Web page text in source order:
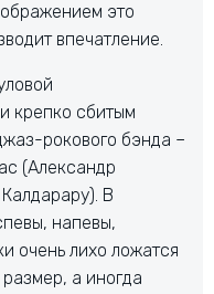
это
впечатление.
крепко сбитым
рокового бэнда –
(Александр
В
напевы,
очень лихо ложатся
а иногда